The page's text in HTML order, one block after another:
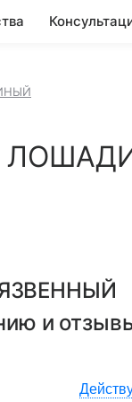
и